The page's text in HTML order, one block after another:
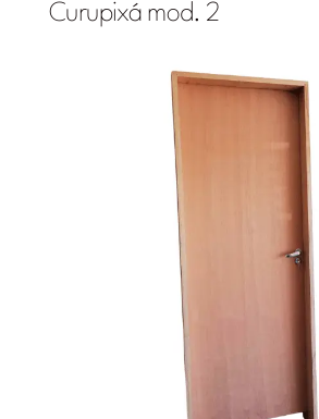
Curupixá mod. 2